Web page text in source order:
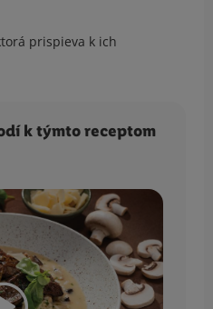
prispieva k ich
k týmto receptom